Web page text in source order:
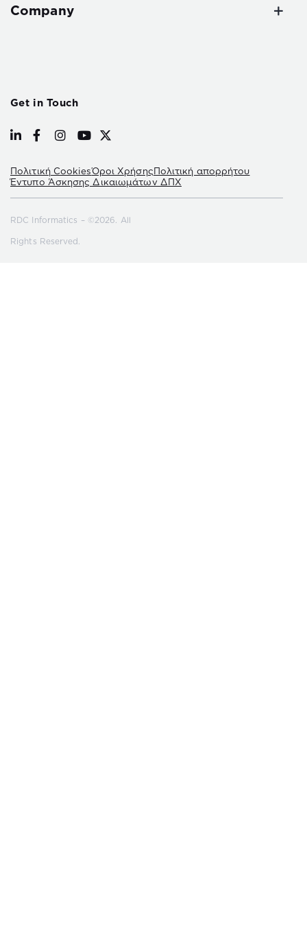
Company
Get in Touch
Πολιτική CookiesΌροι ΧρήσηςΠολιτική απορρήτου
Έντυπο Άσκησης Δικαιωμάτων ΔΠΧ
RDC Informatics – ©2026. All
Rights Reserved.